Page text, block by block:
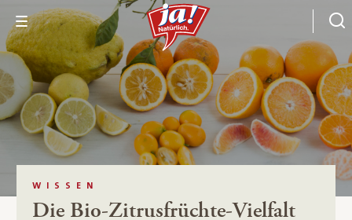
WISSEN
Die Bio-Zitrusfrüchte-Vielfalt